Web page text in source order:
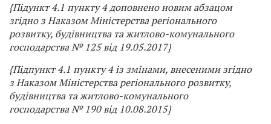
{Підункт 4.1 пункту 4 доповнено новим абзацом
згідно зНаказом Міністерства регіонального
розвитку, будівництва та житлово-комунального
господарства№ 125 від 19.05.2017}
{Підпункт 4.1 пункту 4 із змінами, внесеними згідно
зНаказом Міністерства регіонального розвитку,
будівництва та житлово-комунального
господарства№ 190 від 10.08.2015}